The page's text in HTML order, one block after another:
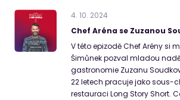
4. 10. 2024
Chef Aréna se Zuzanou
V této epizodě Chef Arény si
Šimůnek pozval mladou
gastronomie Zuzanu
22 letech pracuje jako sous-
restauraci Long Story Short.